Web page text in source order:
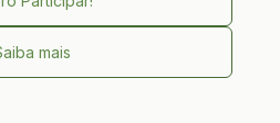
mais